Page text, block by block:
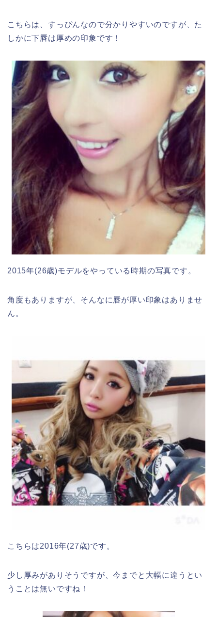
こちらは、すっぴんなので分かりやすいのですが、た
しかに下唇は厚めの印象です！
2015年(26歳)モデルをやっている時期の写真です。
角度もありますが、そんなに唇が厚い印象はありませ
ん。
こちらは2016年(27歳)です。
少し厚みがありそうですが、今までと大幅に違うとい
うことは無いですね！